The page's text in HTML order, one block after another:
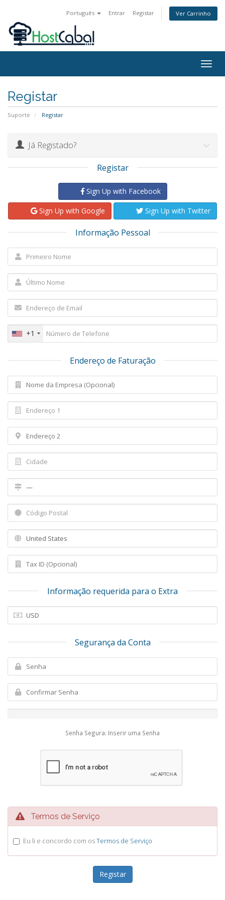
Português Entrar Registar Ver Carrinho
Registar
Suporte Registar
Já Registado?
Registar
Sign Up with Facebook
Sign Up with Google Sign Up with Twitter
Informação Pessoal
+1
Endereço de Faturação
Informação requerida para o Extra
Segurança da Conta
Senha Segura: Inserir uma Senha
Termos de Serviço
Eu li e concordo com osTermos de Serviço